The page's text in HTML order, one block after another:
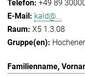
+49 89
kald@...
X5 1.3.08